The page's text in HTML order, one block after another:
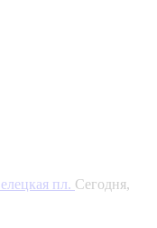
пл. Сегодня,